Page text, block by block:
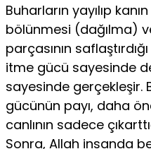
Buharların yayılıp
bölünmesi (da­ğılma)
parçasının
itme gücü sayesinde
sayesinde
gücünün payı, daha
canlının sadece
Sonra, Allah insanda